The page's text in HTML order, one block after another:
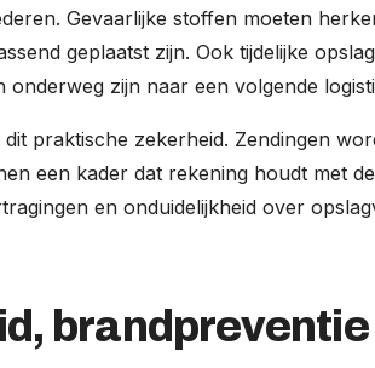
Gevaarlijke stoffen moeten
geplaatst zijn. Ook tijdelijke
onderweg zijn naar een volgende
praktische zekerheid. Zendingen
een kader dat rekening houdt met
en onduidelijkheid over
brandpreventie